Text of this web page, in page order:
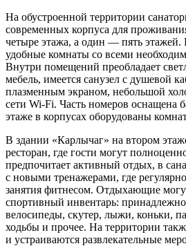
На обустроенной территории
современных корпуса для
четыре этажа, а один — пять этажей.
удобные комнаты со всеми
Внутри помещений преобладает
мебель, имеется санузел с душевой
плазменным экраном, небольшой
сети Wi-Fi. Часть номеров оснащена
этаже в корпусах оборудованы
В здании «Карлычаг» на втором
ресторан, где гости могут
предпочитает активный отдых, в
с новыми тренажерами, где
занятия фитнесом. Отдыхающие
спортивный инвентарь:
велосипеды, скутер, лыжи, коньки,
ходьбы и прочее. На территории
и устраиваются развлекательные